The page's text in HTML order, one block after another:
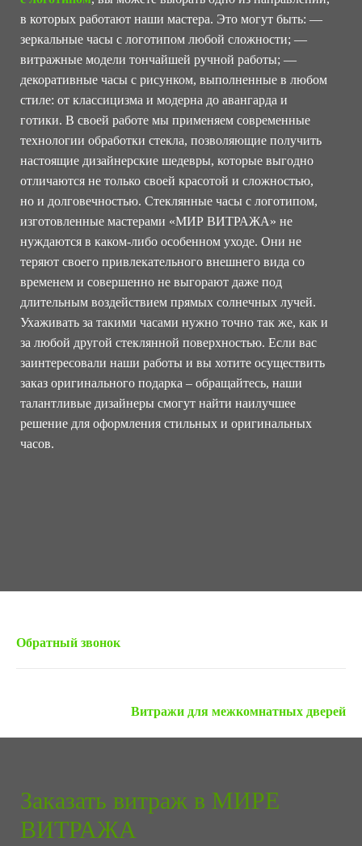
в которых работают наши мастера. Это могут быть: —
зеркальные часы с логотипом любой сложности; —
витражные модели тончайшей ручной работы; —
декоративные часы с рисунком, выполненные в любом
стиле: от классицизма и модерна до авангарда и
готики. В своей работе мы применяем современные
технологии обработки стекла, позволяющие получить
настоящие дизайнерские шедевры, которые выгодно
отличаются не только своей красотой и сложностью,
но и долговечностью. Стеклянные часы с логотипом,
изготовленные мастерами «МИР ВИТРАЖА» не
нуждаются в каком-либо особенном уходе. Они не
теряют своего привлекательного внешнего вида со
временем и совершенно не выгорают даже под
длительным воздействием прямых солнечных лучей.
Ухаживать за такими часами нужно точно так же, как и
за любой другой стеклянной поверхностью. Если вас
заинтересовали наши работы и вы хотите осуществить
заказ оригинального подарка – обращайтесь, наши
талантливые дизайнеры смогут найти наилучшее
решение для оформления стильных и оригинальных
часов.
Обратный звонок
Витражи для межкомнатных дверей
Заказать витраж в МИРЕ
ВИТРАЖА